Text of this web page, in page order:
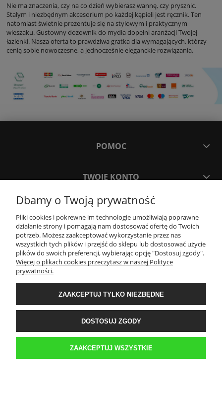
Nie ma znaczenia, czy na co dzień wybierasz wannę, czy prysznic.
Stałym i niezbędnym akcesorium po każdej kąpieli jest ręcznik. Ten
natomiast świetnie prezentuje się na stylowym i praktycznym
wieszaku. Gustowny dozownik do mydła dopełni aranżacji Twojej
łazienki. Nasza oferta to prawdziwa gratka dla wymagających, którzy
cenią sobie nowoczesne, a jednocześnie eleganckie rozwiązania.
POMOC
TWOJE KONTO
PŁATNOŚCI I DOSTAWA
INFORMACJE
O NAS
Sklep internetowy Kwestia-Gustu | WGRO S.A. Hala K 3 boks 42 | ul.
Franowo 1, 61-302 Poznań |biuro@kwestia-gustu.pl|579 058 158| NIP:
Dbamy o Twoją prywatność
Pliki cookies i pokrewne im technologie umożliwiają poprawne
działanie strony i pomagają nam dostosować ofertę do Twoich
potrzeb. Możesz zaakceptować wykorzystanie przez nas
wszystkich tych plików i przejść do sklepu lub dostosować użycie
plików do swoich preferencji, wybierając opcję "Dostosuj zgody".
Więcej o plikach cookies przeczytasz w naszej Polityce
prywatności.
ZAAKCEPTUJ TYLKO NIEZBĘDNE
DOSTOSUJ ZGODY
ZAAKCEPTUJ WSZYSTKIE